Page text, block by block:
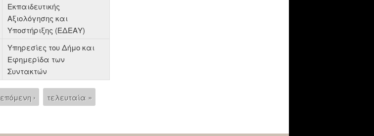
Εκπαιδευτικής
Αξιολόγησης και
Υποστήριξης (ΕΔΕΑΥ)
Υπηρεσίες του Δήμο και
Εφημερίδα των
Συντακτών
επόμενη › τελευταία »